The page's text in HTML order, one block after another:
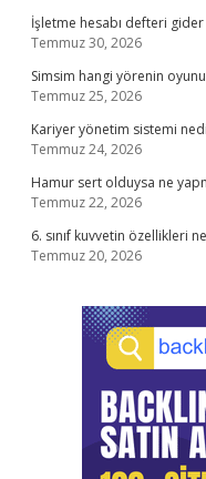
İşletme hesabı defteri gider
Temmuz 30, 2026
Simsim hangi yörenin
Temmuz 25, 2026
Kariyer yönetim sistemi
Temmuz 24, 2026
Hamur sert olduysa ne
Temmuz 22, 2026
6. sınıf kuvvetin özellikleri
Temmuz 20, 2026